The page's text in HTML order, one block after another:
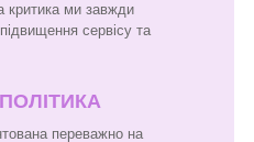
критика ми завжди
сервісу та
переважно на